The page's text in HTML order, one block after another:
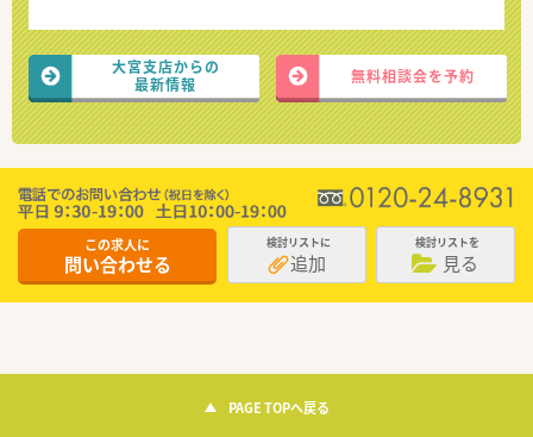
大宮支店からの
最新情報
無料相談会を予約
この求人に
問い合わせる
検討リストに
追加
検討リストを
見る
PAGE TOPへ戻る